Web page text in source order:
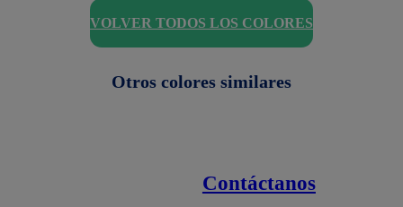
VOLVER TODOS LOS COLORES
Otros colores similares
Contáctanos